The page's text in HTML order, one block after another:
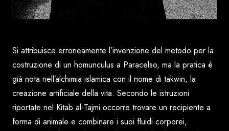
Si attribuisce erroneamente l’invenzione del metodo per la
costruzione di un homunculus a Paracelso, ma la pratica è
già nota nell’alchimia islamica con il nome di takwin, la
creazione artificiale della vita. Secondo le istruzioni
riportate nel Kitab al-Tajmi occorre trovare un recipiente a
forma di animale e combinare i suoi fluidi corporei,